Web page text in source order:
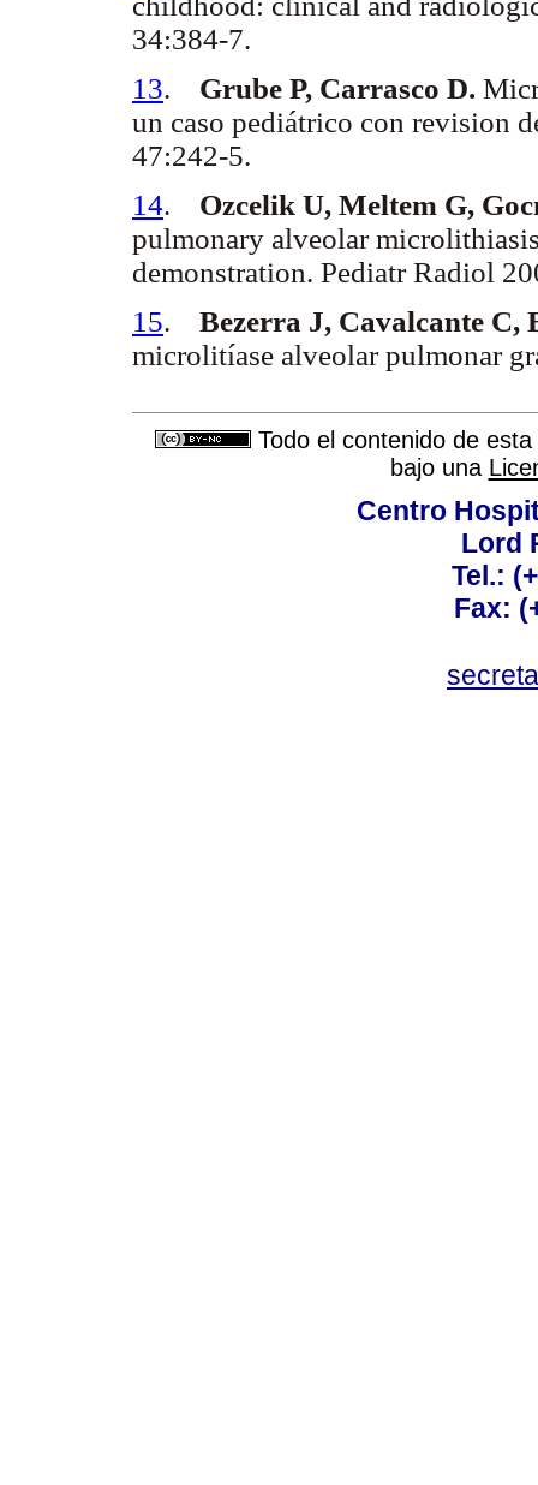
34:384-7.
13. Grube P, Carrasco D.
un caso pediátrico con revision
47:242-5.
14. Ozcelik U, Meltem G,
pulmonary alveolar
demonstration. Pediatr Radiol
15. Bezerra J, Cavalcante C,
microlitíase alveolar pulmonar
Todo el contenido de
bajo una
Centro
Lord
Tel.:
Fax: